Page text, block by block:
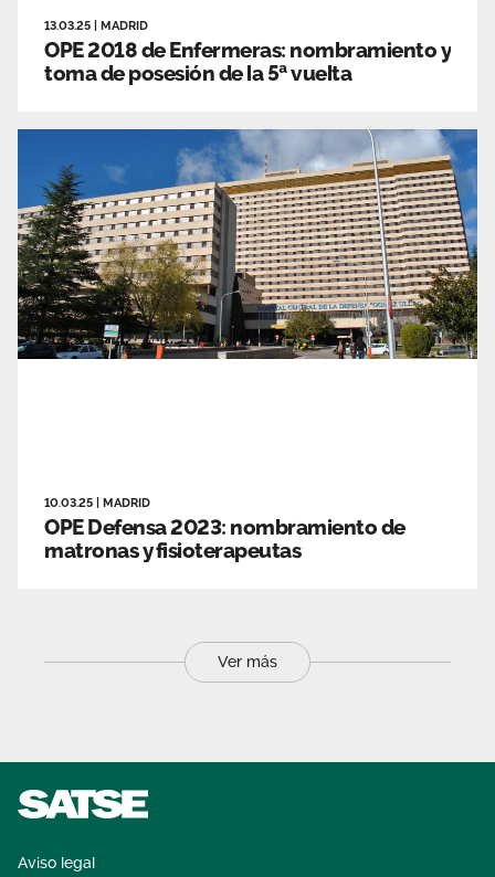
13.03.25 MADRID
OPE 2018 de Enfermeras: nombramiento y
toma de posesión de la 5ª vuelta
10.03.25 MADRID
OPE Defensa 2023: nombramiento de
matronas y fisioterapeutas
Ver más
Aviso legal